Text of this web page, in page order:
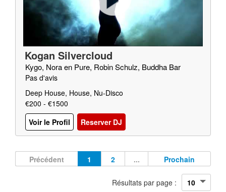
Kogan Silvercloud
Kygo, Nora en Pure, Robin Schulz, Buddha Bar
Pas d'avis
Deep House, House, Nu-Disco
€200 - €1500
Voir le Profil
Reserver DJ
Précédent 1 2 ... Prochain
Résultats par page :